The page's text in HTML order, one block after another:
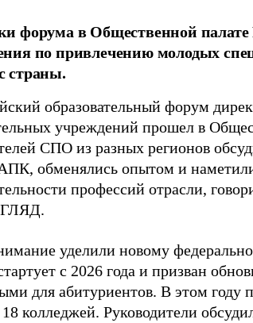
форума в Общественной
по привлечению молодых
страны.
образовательный форум
учреждений прошел в
СПО из разных регионов
обменялись опытом и
профессий отрасли,
уделили новому
с 2026 года и призван
для абитуриентов. В этом году
колледжей. Руководители